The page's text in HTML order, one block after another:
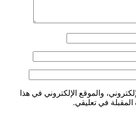
والموقع الإلكتروني في هذا
المقبلة في تعليقي.